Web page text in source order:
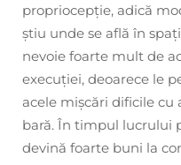
propriocepție, adică
știu unde se află în
nevoie foarte mult de
execuției, deoarece le
acele mișcări dificile cu
bară. În timpul lucrului
devină foarte buni la